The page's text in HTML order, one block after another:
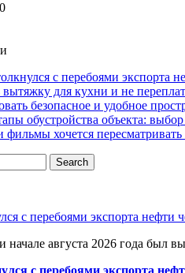
0
с перебоями экспорта
для кухни и не
безопасное и удобное
обустройства объекта:
хочется пересматривать
с перебоями экспорта нефти
начале августа 2026 года был
с перебоями экспорта